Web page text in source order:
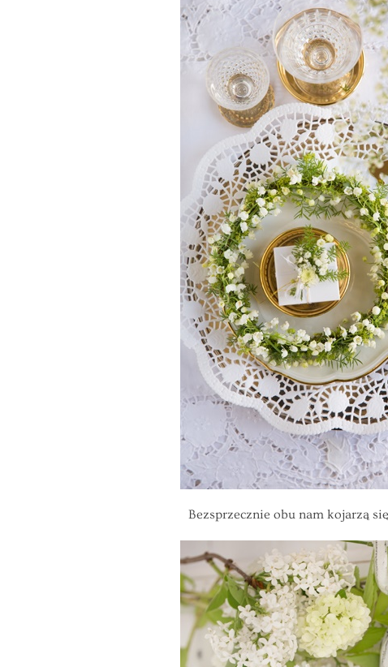
Bezsprzecznie obu nam kojarzą